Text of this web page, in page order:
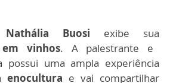
Nathália Buosi exibe sua
em vinhos. A palestrante e
possui uma ampla experiência
enocultura e vai compartilhar